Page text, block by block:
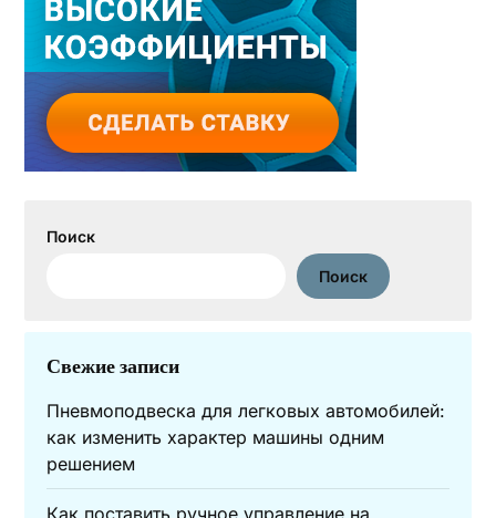
Поиск
Поиск
Свежие записи
Пневмоподвеска для легковых автомобилей:
как изменить характер машины одним
решением
Как поставить ручное управление на